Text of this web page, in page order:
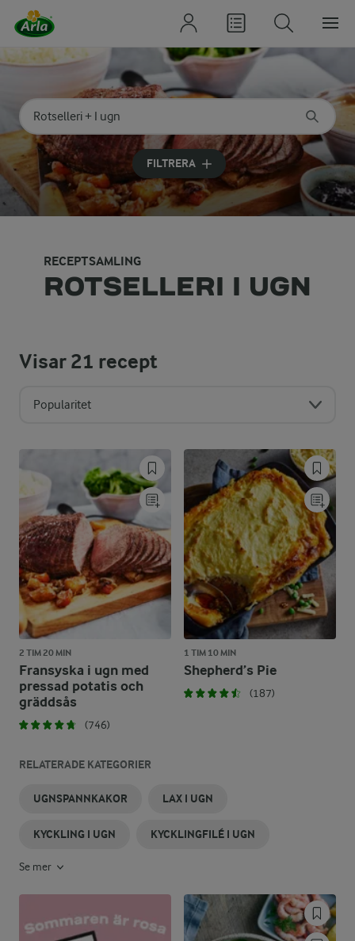
Sök på kategori eller ingrediens
Skriv in sökord för att få förslag
FILTRERA
RECEPTSAMLING
ROTSELLERI I UGN
Visar21 recept
Popularitet
2 TIM 20 MIN
Fransyska i ugn med
pressad potatis och
gräddsås
(746)
1 TIM 10 MIN
Shepherd’s Pie
(187)
RELATERADE KATEGORIER
UGNSPANNKAKOR LAX I UGN
KYCKLING I UGN KYCKLINGFILÉ I UGN
Se mer